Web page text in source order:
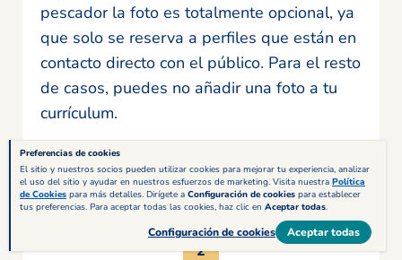
pescador la foto es totalmente opcional, ya
que solo se reserva a perfiles que están en
contacto directo con el público. Para el resto
de casos, puedes no añadir una foto a tu
currículum.
Preferencias de cookies
El sitio y nuestros socios pueden utilizar cookies para mejorar tu experiencia, analizar
el uso del sitio y ayudar en nuestros esfuerzos de marketing. Visita nuestra Política
de Cookies para más detalles. Dirígete a Configuración de cookies para establecer
tus preferencias. Para aceptar todas las cookies, haz clic en Aceptar todas.
Configuración de cookies Aceptar todas